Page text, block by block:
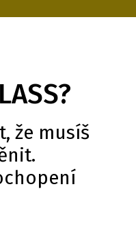
že musíš